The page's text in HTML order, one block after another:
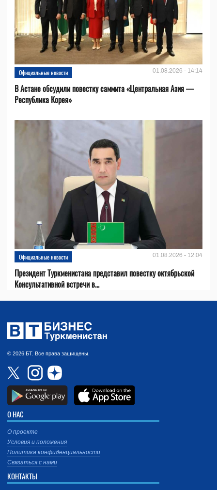
Официальные новости 01.08.2026 - 14:14
В Астане обсудили повестку саммита «Центральная Азия —
Республика Корея»
Официальные новости 01.08.2026 - 12:04
Президент Туркменистана представил повестку октябрьской
Консультативной встречи в...
© 2026 БТ. Все права защищены.
О НАС
О проекте
Условия и положения
Политика конфиденциальности
Связаться с нами
КОНТАКТЫ